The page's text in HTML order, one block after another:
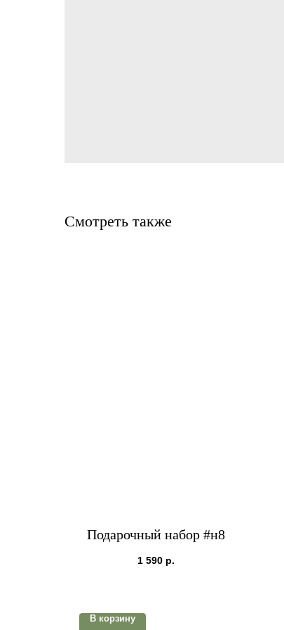
Смотреть также
Подарочный набор #н8
1 590 р.
В корзину